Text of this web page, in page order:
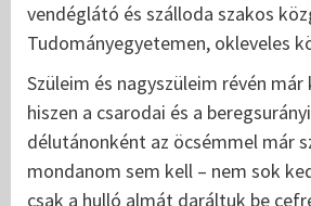
vendéglátó és szálloda szakos
Tudományegyetemen, okleveles
Szüleim és nagyszüleim révén
hiszen a csarodai és a
délutánonként az öcsémmel már
mondanom sem kell – nem sok
csak a hulló almát daráltuk be